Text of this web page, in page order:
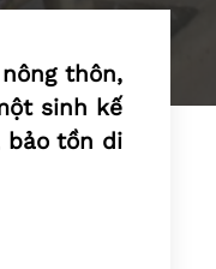
thôn,
sinh kế
bảo tồn di